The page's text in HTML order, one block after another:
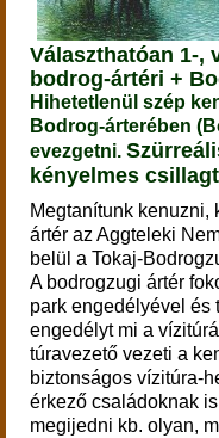
Választhatóan 1-,
bodrog-ártéri +
Hihetetlenül szép
Bodrog-árterében
evezgetni.
kényelmes
Megtanítunk kenuzni,
ártér az Aggteleki
belül a Tokaj-
A bodrogzugi ártér
park engedélyével és
engedélyt mi a
túravezető vezeti a
biztonságos vízitúra-
érkező családoknak
megijedni kb. olyan,